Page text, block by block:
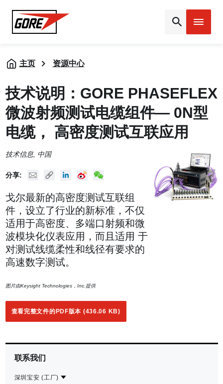
Gore
主页 资源中心
技术说明：GORE PHASEFLEX
微波射频测试电缆组件— 0N型
电缆， 高密度测试互联应用
技术信息, 中国
分享: Mail Copy URLLinked InNew Weibo
戈尔最新的高密度测试互联组
件，设立了行业的新标准，不仅
适用于高密度、多端口射频和微
波模块化仪表应用，而且适用 于
对测试线缆柔性和线径有要求的
高速数字测试。
图片由Keysight Technologies，Inc.提供
查看完整文件的PDF版本 (436.06 KB)
联系我们
深圳宝安 (工厂)